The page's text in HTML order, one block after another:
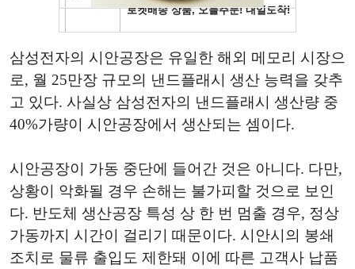
삼성전자의 시안공장은 유일한 해외 메모리 시장으
로, 월 25만장 규모의 낸드플래시 생산 능력을 갖추
고 있다. 사실상 삼성전자의 낸드플래시 생산량 중
40%가량이 시안공장에서 생산되는 셈이다.
시안공장이 가동 중단에 들어간 것은 아니다. 다만,
상황이 악화될 경우 손해는 불가피할 것으로 보인
다. 반도체 생산공장 특성 상 한 번 멈출 경우, 정상
가동까지 시간이 걸리기 때문이다. 시안시의 봉쇄
조치로 물류 출입도 제한돼 이에 따른 고객사 납품